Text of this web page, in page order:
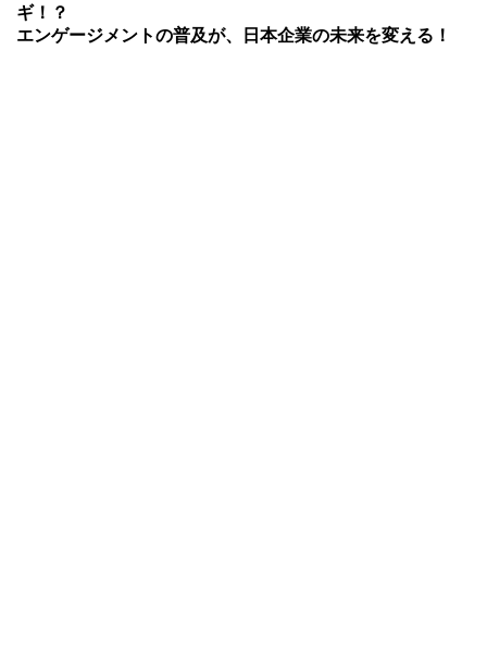
ギ！？
エンゲージメントの普及が、日本企業の未来を変える！